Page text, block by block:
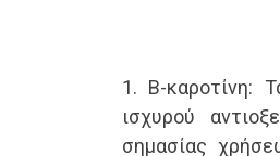
1. Β-καροτίνη:
ισχυρού
σημασίας